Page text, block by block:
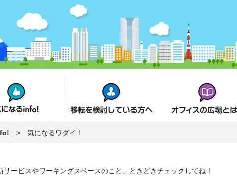
> 気になるワダイ！
サービスやワーキングスペースのこと、ときどきチェックしてね！